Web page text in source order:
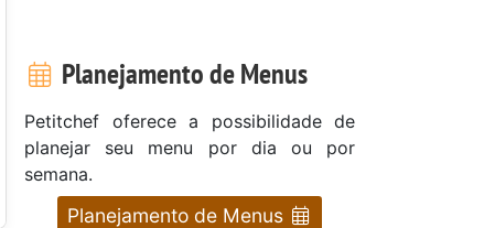
Planejamento de Menus
Petitchef oferece a possibilidade de
planejar seu menu por dia ou por
semana.
Planejamento de Menus